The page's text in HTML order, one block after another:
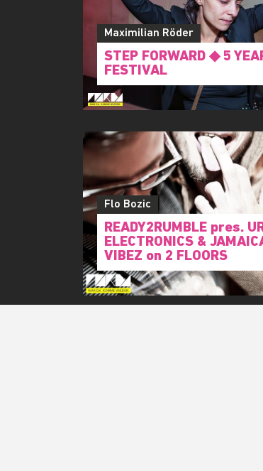
Maximilian Röder
STEP FORWARD ◆ 5
FESTIVAL
Flo Bozic
READY2RUMBLE pres.
ELECTRONICS &
VIBEZ on 2 FLOORS